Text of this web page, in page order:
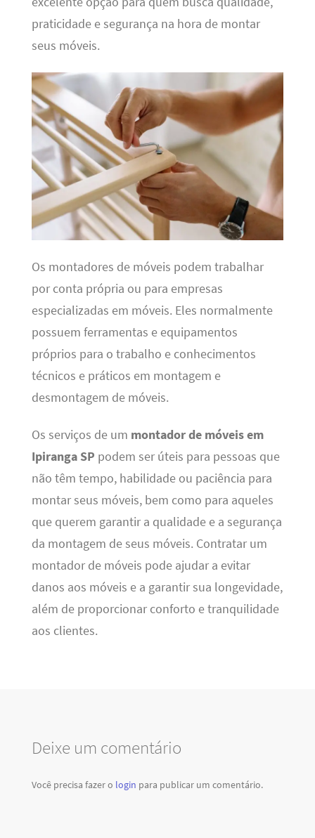
praticidade e segurança na hora de montar
seus móveis.
Os montadores de móveis podem trabalhar
por conta própria ou para empresas
especializadas em móveis. Eles normalmente
possuem ferramentas e equipamentos
próprios para o trabalho e conhecimentos
técnicos e práticos em montagem e
desmontagem de móveis.
Os serviços de um montador de móveis em
Ipiranga SP podem ser úteis para pessoas que
não têm tempo, habilidade ou paciência para
montar seus móveis, bem como para aqueles
que querem garantir a qualidade e a segurança
da montagem de seus móveis. Contratar um
montador de móveis pode ajudar a evitar
danos aos móveis e a garantir sua longevidade,
além de proporcionar conforto e tranquilidade
aos clientes.
Deixe um comentário
Você precisa fazer o login para publicar um comentário.